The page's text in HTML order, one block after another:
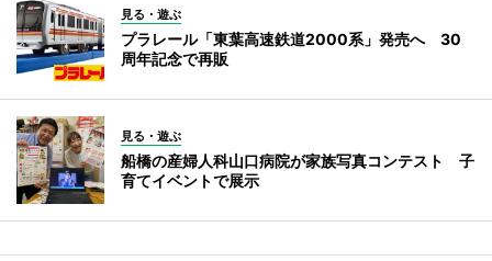
見る・遊ぶ
プラレール「東葉高速鉄道2000系」発売へ 30
周年記念で再販
見る・遊ぶ
船橋の産婦人科山口病院が家族写真コンテスト 子
育てイベントで展示